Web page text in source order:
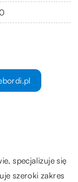
specjalizuje się
szeroki zakres